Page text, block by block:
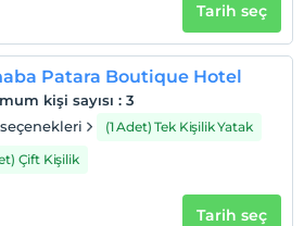
kadar 1 çocuk ücretsizdir
Tarih seç
Patara Boutique Hotel
kişi sayısı : 3
(1 Adet) Tek Kişilik Yatak
Çift Kişilik
Tarih seç